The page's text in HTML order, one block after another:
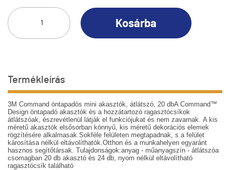
Kosárba
Termékleírás
3M Command öntapadós mini akasztók, átlátszó, 20 dbA Command™
Design öntapadó akasztók és a hozzátartozó ragasztócsíkok
átlátszóak, észrevétlenül látják el funkciójukat és nem zavarnak. A kis
méretű akasztók elsősorban könnyű, kis méretű dekorációs elemek
rögzítésére alkalmasak.Sokféle felületen megtapadnak, s a felület
károsítása nélkül eltávolíthatók.Otthon és a munkahelyen egyaránt
hasznos segítőtársak. Tulajdonságok:anyag - műanyagszín - átlátszóa
csomagban 20 db akasztó és 24 db, nyom nélkül eltávolítható
ragasztócsík található